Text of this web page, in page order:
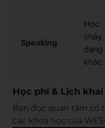
Speaking
Học
khác
Học phí & Lịch
Bạn đọc quan tâm có
các khóa học của